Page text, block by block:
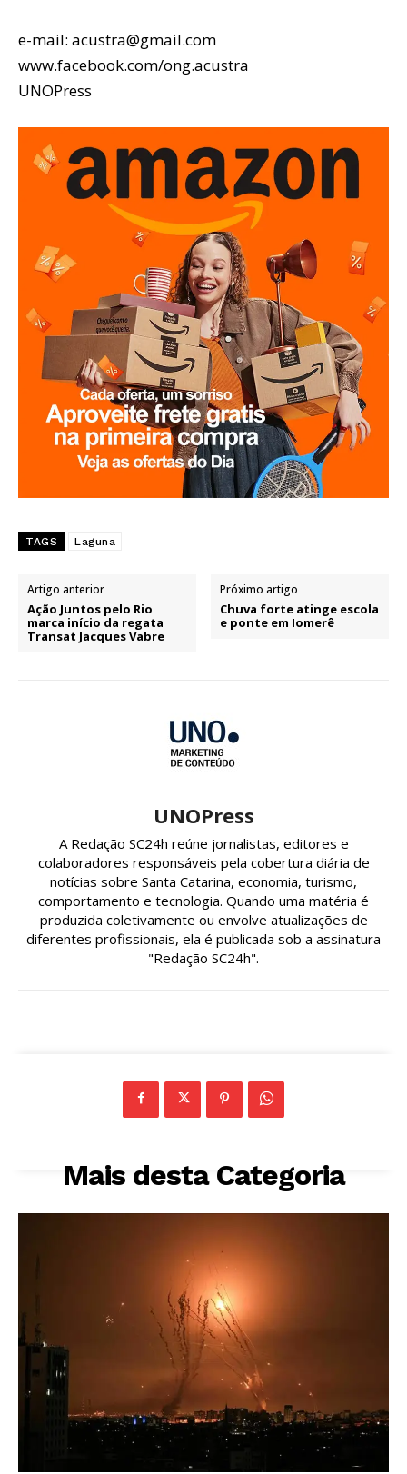
e-mail: acustra@gmail.com
www.facebook.com/ong.acustra
UNOPress
TAGS Laguna
Artigo anterior
Ação Juntos pelo Rio
marca início da regata
Transat Jacques Vabre
Próximo artigo
Chuva forte atinge escola
e ponte em Iomerê
UNOPress
A Redação SC24h reúne jornalistas, editores e
colaboradores responsáveis pela cobertura diária de
notícias sobre Santa Catarina, economia, turismo,
comportamento e tecnologia. Quando uma matéria é
produzida coletivamente ou envolve atualizações de
diferentes profissionais, ela é publicada sob a assinatura
"Redação SC24h".
Mais desta Categoria